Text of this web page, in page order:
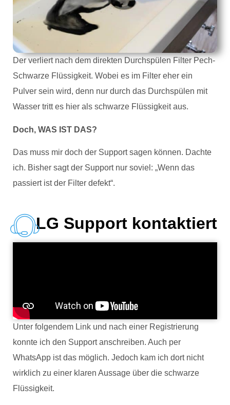
Der verliert nach dem direkten Durchspülen Filter Pech-
Schwarze Flüssigkeit. Wobei es im Filter eher ein
Pulver sein wird, denn nur durch das Durchspülen mit
Wasser tritt es hier als schwarze Flüssigkeit aus.
Doch, WAS IST DAS?
Das muss mir doch der Support sagen können. Dachte
ich. Bisher sagt der Support nur soviel: „Wenn das
passiert ist der Filter defekt“.
LG Support kontaktiert
Unter folgendem Link und nach einer Registrierung
konnte ich den Support anschreiben. Auch per
WhatsApp ist das möglich. Jedoch kam ich dort nicht
wirklich zu einer klaren Aussage über die schwarze
Flüssigkeit.